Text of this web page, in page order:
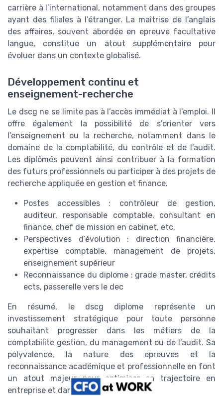
carrière à l’international, notamment dans des groupes
ayant des filiales à l’étranger. La maîtrise de l’anglais
des affaires, souvent abordée en epreuve facultative
langue, constitue un atout supplémentaire pour
évoluer dans un contexte globalisé.
Développement continu et
enseignement-recherche
Le dscg ne se limite pas à l’accès immédiat à l’emploi. Il
offre également la possibilité de s’orienter vers
l’enseignement ou la recherche, notamment dans le
domaine de la comptabilité, du contrôle et de l’audit.
Les diplômés peuvent ainsi contribuer à la formation
des futurs professionnels ou participer à des projets de
recherche appliquée en gestion et finance.
Postes accessibles : contrôleur de gestion,
auditeur, responsable comptable, consultant en
finance, chef de mission en cabinet, etc.
Perspectives d’évolution : direction financière,
expertise comptable, management de projets,
enseignement supérieur
Reconnaissance du diplome : grade master, crédits
ects, passerelle vers le dec
En résumé, le dscg diplome représente un
investissement stratégique pour toute personne
souhaitant progresser dans les métiers de la
comptabilite gestion, du management ou de l’audit. Sa
polyvalence, la nature des epreuves et la
reconnaissance académique et professionnelle en font
un atout majeur pour optimiser sa trajectoire en
entreprise et dans le secteur financier.